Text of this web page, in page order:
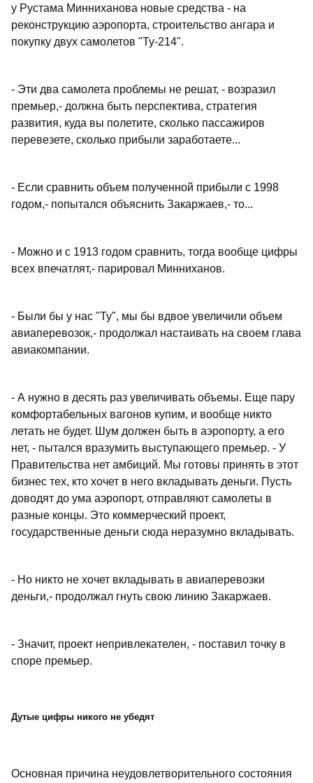
у Рустама Минниханова новые средства - на
реконструкцию аэропорта, строительство ангара и
покупку двух самолетов "Ту-214".
- Эти два самолета проблемы не решат, - возразил
премьер,- должна быть перспектива, стратегия
развития, куда вы полетите, сколько пассажиров
перевезете, сколько прибыли заработаете...
- Если сравнить объем полученной прибыли с 1998
годом,- попытался объяснить Закаржаев,- то...
- Можно и с 1913 годом сравнить, тогда вообще цифры
всех впечатлят,- парировал Минниханов.
- Были бы у нас "Ту", мы бы вдвое увеличили объем
авиаперевозок,- продолжал настаивать на своем глава
авиакомпании.
- А нужно в десять раз увеличивать объемы. Еще пару
комфортабельных вагонов купим, и вообще никто
летать не будет. Шум должен быть в аэропорту, а его
нет, - пытался вразумить выступающего премьер. - У
Правительства нет амбиций. Мы готовы принять в этот
бизнес тех, кто хочет в него вкладывать деньги. Пусть
доводят до ума аэропорт, отправляют самолеты в
разные концы. Это коммерческий проект,
государственные деньги сюда неразумно вкладывать.
- Но никто не хочет вкладывать в авиаперевозки
деньги,- продолжал гнуть свою линию Закаржаев.
- Значит, проект непривлекателен, - поставил точку в
споре премьер.
Дутые цифры никого не убедят
Основная причина неудовлетворительного состояния